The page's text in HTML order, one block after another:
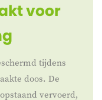
voor
tijdens
doos. De
vervoerd,